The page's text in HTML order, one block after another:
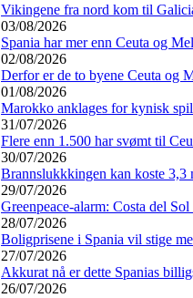
Vikingene fra nord kom til
03/08/2026
Spania har mer enn Ceuta og
02/08/2026
Derfor er de to byene Ceuta og
01/08/2026
Marokko anklages for kynisk
31/07/2026
Flere enn 1.500 har svømt til
30/07/2026
Brannslukkkingen kan koste 3,3
29/07/2026
Greenpeace-alarm: Costa del
28/07/2026
Boligprisene i Spania vil stige
27/07/2026
Akkurat nå er dette Spanias
26/07/2026